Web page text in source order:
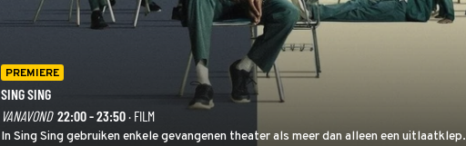
PREMIERE
SING SING
VANAVOND 22:00 - 23:50· FILM
In Sing Sing gebruiken enkele gevangenen theater als meer dan alleen een uitlaatklep.